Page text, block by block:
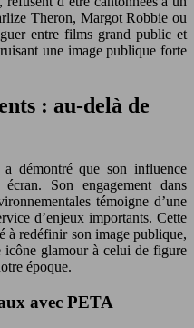
Theron, Margot Robbie ou
entre films grand public et
une image publique forte
: au-delà de
démontré que son influence
Son engagement dans
témoigne d’une
d’enjeux importants. Cette
à redéfinir son image publique,
icône glamour à celui de figure
époque.
avec PETA